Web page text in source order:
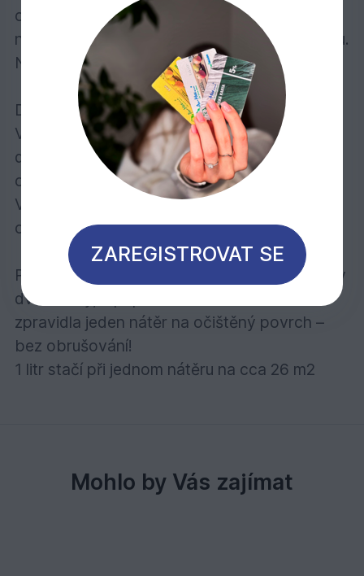
obsahuje účinné látky k preventivní ochraně
nátěru před napadením plísní, řasou a houbou.
Neodprýskává, nepraská a neodlupuje se.
Doporučuje se pro:
Veškeré dřevo ve vnějších prostorách:
dřevěné fasády, přístřešky pro auta, dveře,
okna, balkóny, ploty, pohledové zábrany atd.
Vybírat můžete z 18 standardních barevných
odstínů.
Počet nátěrů: U dřeva bez povrchové úpravy
dva nátěry, v případě renovace stačí
zpravidla jeden nátěr na očištěný povrch –
bez obrušování!
1 litr stačí při jednom nátěru na cca 26 m2
Mohlo by Vás zajímat
ZAREGISTROVAT SE